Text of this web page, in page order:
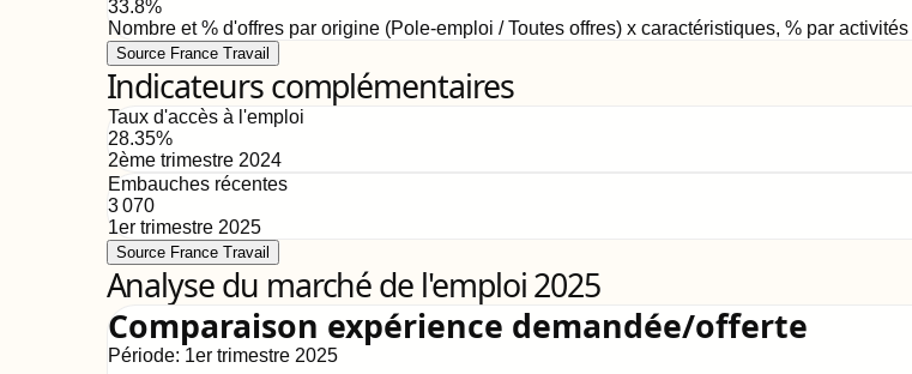
33.8%
Nombre et % d'offres par origine (Pole-emploi / Toutes offres) x caractéristiques, % par
Source France Travail
Indicateurs complémentaires
Taux d'accès à l'emploi
28.35%
2ème trimestre 2024
Embauches récentes
3 070
1er trimestre 2025
Source France Travail
Analyse du marché de l'emploi 2025
Comparaison expérience demandée/offerte
Période: 1er trimestre 2025